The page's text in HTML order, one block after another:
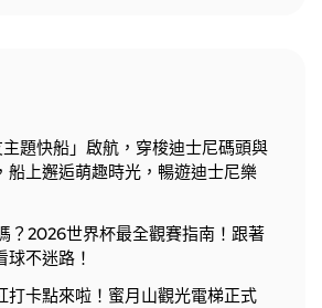
主題快船」啟航，穿梭迪士尼碼頭與
船上邂逅萌趣時光，暢遊迪士尼樂
？2026世界杯最全觀賽指南！跟著
不迷路！
打卡點來啦！蜜月山觀光電梯正式